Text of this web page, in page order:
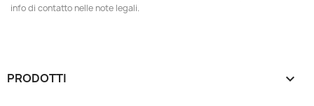
info di contatto nelle note legali.
PRODOTTI 